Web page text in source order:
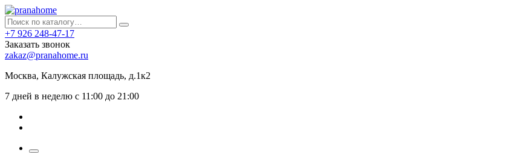
+7 926 248-47-17
Заказать звонок
zakaz@pranahome.ru
Москва, Калужская площадь, д.1к2
7 дней в неделю с 11:00 до 21:00